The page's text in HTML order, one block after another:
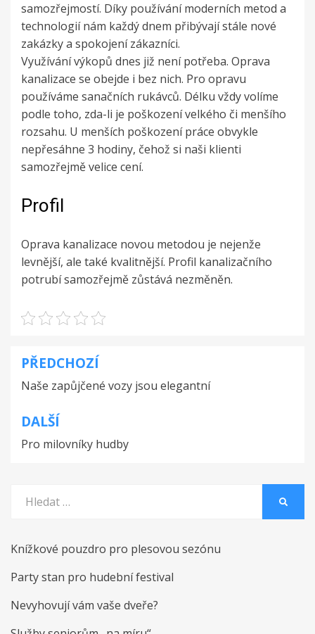
samozřejmostí. Díky používání moderních metod a
technologií nám každý dnem přibývají stále nové
zakázky a spokojení zákazníci.
Využívání výkopů dnes již není potřeba. Oprava
kanalizace se obejde i bez nich. Pro opravu
používáme sanačních rukávců. Délku vždy volíme
podle toho, zda-li je poškození velkého či menšího
rozsahu. U menších poškození práce obvykle
nepřesáhne 3 hodiny, čehož si naši klienti
samozřejmě velice cení.
Profil
Oprava kanalizace novou metodou je nejenže
levnější, ale také kvalitnější. Profil kanalizačního
potrubí samozřejmě zůstává nezměněn.
Navigace
pro
příspěvek
PŘEDCHOZÍ
Naše zapůjčené vozy jsou elegantní
DALŠÍ
Pro milovníky hudby
Knížkové pouzdro pro plesovou sezónu
Party stan pro hudební festival
Nevyhovují vám vaše dveře?